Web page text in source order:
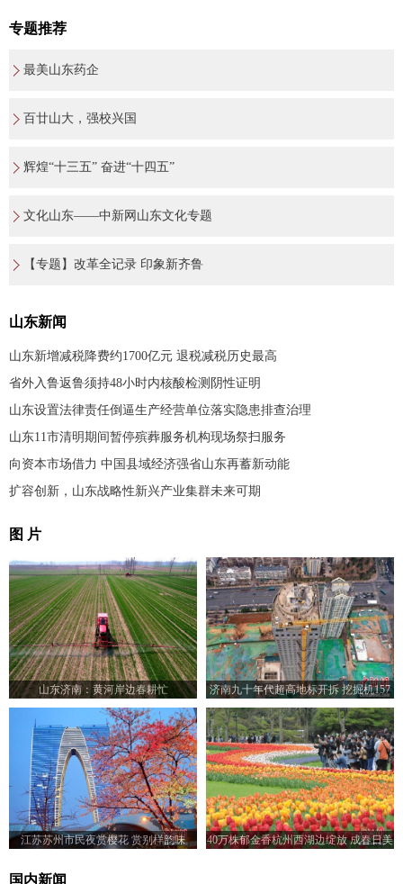
专题推荐
最美山东药企
百廿山大，强校兴国
辉煌“十三五” 奋进“十四五”
文化山东——中新网山东文化专题
【专题】改革全记录 印象新齐鲁
山东新闻
山东新增减税降费约1700亿元 退税减税历史最高
省外入鲁返鲁须持48小时内核酸检测阴性证明
山东设置法律责任倒逼生产经营单位落实隐患排查治理
山东11市清明期间暂停殡葬服务机构现场祭扫服务
向资本市场借力 中国县域经济强省山东再蓄新动能
扩容创新，山东战略性新兴产业集群未来可期
图 片
山东济南：黄河岸边春耕忙
济南九十年代超高地标开拆 挖掘机157
米楼顶作业
江苏苏州市民夜赏樱花 赏别样韵味
40万株郁金香杭州西湖边绽放 成春日美
国内新闻